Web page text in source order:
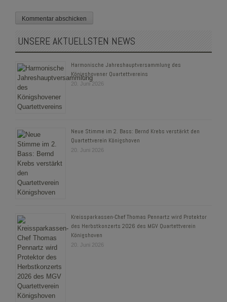
UNSERE AKTUELLSTEN NEWS
Harmonische Jahreshauptversammlung des
Königshovener Quartettvereins
20. Juni 2026
Neue Stimme im 2. Bass: Bernd Krebs verstärkt den
Quartettverein Königshoven
20. Juni 2026
Kreissparkassen-Chef Thomas Pennartz wird Protektor
des Herbstkonzerts 2026 des MGV Quartettverein
Königshoven
20. Juni 2026